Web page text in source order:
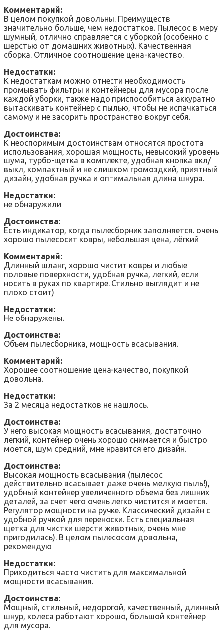
Комментарий:
В целом покупкой довольны. Преимуществ
значительно больше, чем недостатков. Пылесос в меру
шумный, отлично справляется с уборкой (особенно с
шерстью от домашних животных). Качественная
сборка. Отличное соотношение цена-качество.
Недостатки:
К недостаткам можно отнести необходимость
промывать фильтры и контейнеры для мусора после
каждой уборки, также надо приспособиться аккуратно
вытаскивать контейнер с пылью, чтобы не испачкаться
самому и не засорить пространство вокруг себя.
Достоинства:
К неоспоримым достоинствам относятся простота
использования, хорошая мощность, невысокий уровень
шума, турбо-щетка в комплекте, удобная кнопка вкл/
выкл, компактный и не слишком громоздкий, приятный
дизайн, удобная ручка и оптимальная длина шнура.
Недостатки:
не обнаружили
Достоинства:
Есть индикатор, когда пылесборник заполняется. очень
хорошо пылесосит ковры, небольшая цена, лёгкий
Комментарий:
Длинный шланг, хорошо чистит ковры и любые
половые поверхности, удобная ручка, легкий, если
носить в руках по квартире. Стильно выглядит и не
плохо стоит)
Недостатки:
Не обнаружены.
Достоинства:
Объем пылесборника, мощность всасывания.
Комментарий:
Хорошее соотношение цена-качество, покупкой
довольна.
Недостатки:
За 2 месяца недостатков не нашлось.
Достоинства:
У него высокая мощность всасывания, достаточно
легкий, контейнер очень хорошо снимается и быстро
моется, шум средний, мне нравится его дизайн.
Достоинства:
Высокая мощность всасывания (пылесос
действительно всасывает даже очень мелкую пыль!),
удобный контейнер увеличенного объема без лишних
деталей, за счет чего очень легко чистится и моется.
Регулятор мощности на ручке. Классический дизайн с
удобной ручкой для переноски. Есть специальная
щетка для чистки шерсти животных, очень мне
пригодилась). В целом пылесосом довольна,
рекомендую
Недостатки:
Приходиться часто чистить для максимальной
мощности всасывания.
Достоинства:
Мощный, стильный, недорогой, качественный, длинный
шнур, колеса работают хорошо, большой контейнер
для мусора.